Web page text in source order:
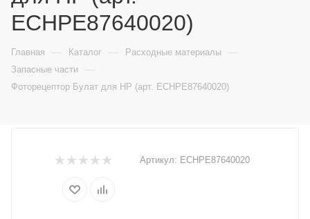
ECHPE87640020)
Главная — Каталог — Расходные материалы —
Запасные части —
Фоторецептор Булат для HP (арт. ECHPE87640020)
Артикул: ECHPE87640020